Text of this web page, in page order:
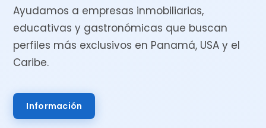
Ayudamos a empresas inmobiliarias,
educativas y gastronómicas que buscan
perfiles más exclusivos en Panamá, USA y el
Caribe.
Información